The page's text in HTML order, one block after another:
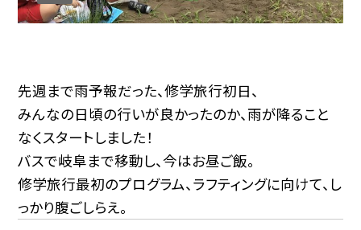
先週まで雨予報だった、修学旅行初日、
みんなの日頃の行いが良かったのか、雨が降ること
なくスタートしました！
バスで岐阜まで移動し、今はお昼ご飯。
修学旅行最初のプログラム、ラフティングに向けて、し
っかり腹ごしらえ。